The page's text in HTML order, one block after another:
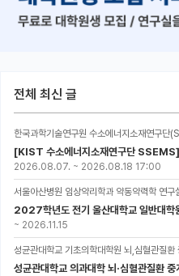
전체 최신 글
한국과학기술연구원 수소에너지소재연구
2026.08.07. ~ 2026.08.18 17:00
서울아산병원 임상약리학과 약동약력학 연구
~ 2026.11.15
성균관대학교 기초의학대학원 뇌,심혈관질환
성균관대학교 의과대학 뇌·심혈관질환 중